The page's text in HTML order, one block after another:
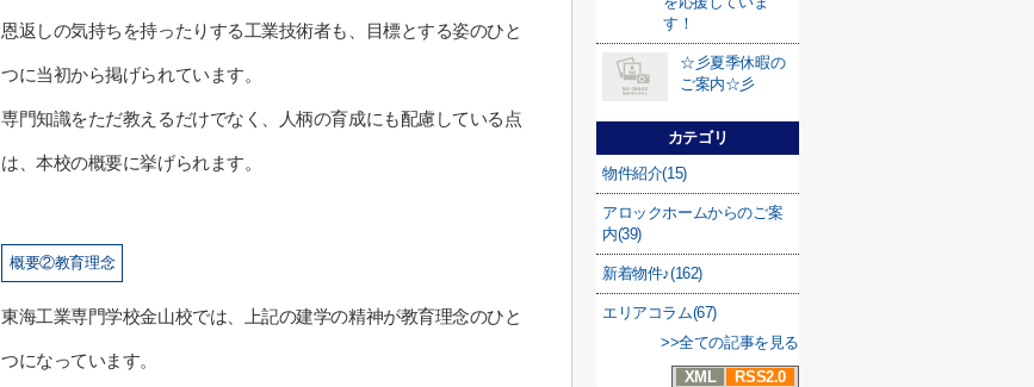
恩返しの気持ちを持ったりする工業技術者も、目標とする姿のひと
つに当初から掲げられています。
専門知識をただ教えるだけでなく、人柄の育成にも配慮している点
は、本校の概要に挙げられます。
概要②教育理念
東海工業専門学校金山校では、上記の建学の精神が教育理念のひと
つになっています。
す！
☆彡夏季休暇の
ご案内☆彡
カテゴリ
物件紹介(15)
アロックホームからのご案
内(39)
新着物件♪(162)
エリアコラム(67)
>>全ての記事を見る
XML
RSS2.0